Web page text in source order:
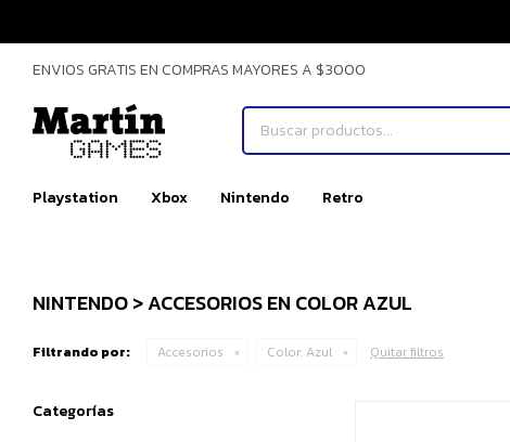
Playstation Xbox Nintendo Retro
ENVIOS GRATIS EN COMPRAS MAYORES A $3000
NINTENDO > ACCESORIOS EN COLOR AZUL
Filtrando por: Accesorios Color: Azul Quitar filtros
Categorías